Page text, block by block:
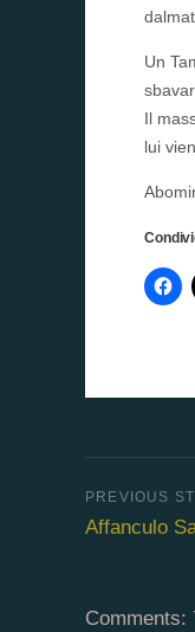
Un
Il
lui
Affanculo
Comments: